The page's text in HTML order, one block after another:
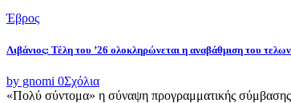
Έβρος
Λιβάνιος: Τέλη του ’26 ολοκληρώνεται η αναβάθμιση του
by gnomi 0Σχόλια
«Πολύ σύντομα» η σύναψη προγραμματικής